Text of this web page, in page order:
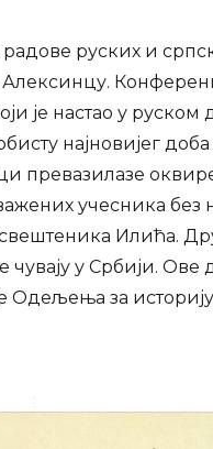
руских и
је настао у
најновијег
превазилазе
учесника без
Илића.
у Србији.
Одељења за